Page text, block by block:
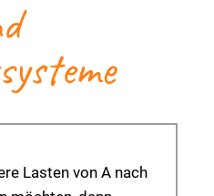
Lasten von A nach